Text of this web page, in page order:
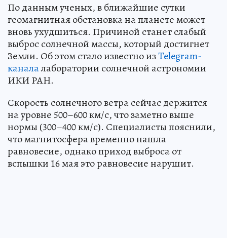
По данным ученых, в ближайшие сутки
геомагнитная обстановка на планете может
вновь ухудшиться. Причиной станет слабый
выброс солнечной массы, который достигнет
Земли. Об этом стало известно изTelegram-
каналалаборатории солнечной астрономии
ИКИ РАН.
Скорость солнечного ветра сейчас держится
на уровне 500–600 км/с, что заметно выше
нормы (300–400 км/с). Специалисты пояснили,
что магнитосфера временно нашла
равновесие, однако приход выброса от
вспышки 16 мая это равновесие нарушит.